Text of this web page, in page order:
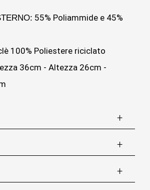
55% Poliammide e 45%
100% Poliestere riciclato
36cm - Altezza 26cm -